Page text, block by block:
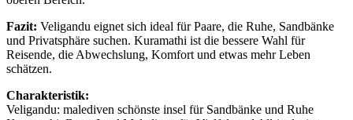
Fazit: Veligandu eignet sich ideal für Paare, die Ruhe, Sandbänke
und Privatsphäre suchen. Kuramathi ist die bessere Wahl für
Reisende, die Abwechslung, Komfort und etwas mehr Leben
schätzen.
Charakteristik:
Veligandu: malediven schönste insel für Sandbänke und Ruhe